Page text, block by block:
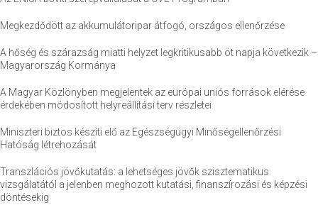
Megkezdődött az akkumulátoripar átfogó, országos ellenőrzése
A hőség és szárazság miatti helyzet legkritikusabb öt napja következik –
Magyarország Kormánya
A Magyar Közlönyben megjelentek az európai uniós források elérése
érdekében módosított helyreállítási terv részletei
Miniszteri biztos készíti elő az Egészségügyi Minőségellenőrzési
Hatóság létrehozását
Transzlációs jövőkutatás: a lehetséges jövők szisztematikus
vizsgálatától a jelenben meghozott kutatási, finanszírozási és képzési
döntésekig